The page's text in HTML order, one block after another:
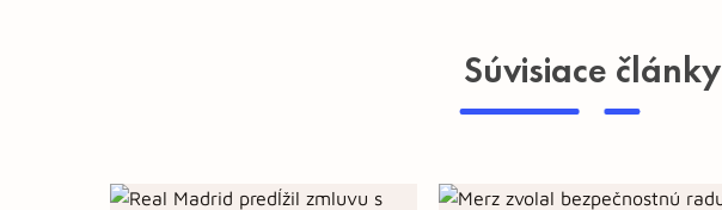
Súvisiace články